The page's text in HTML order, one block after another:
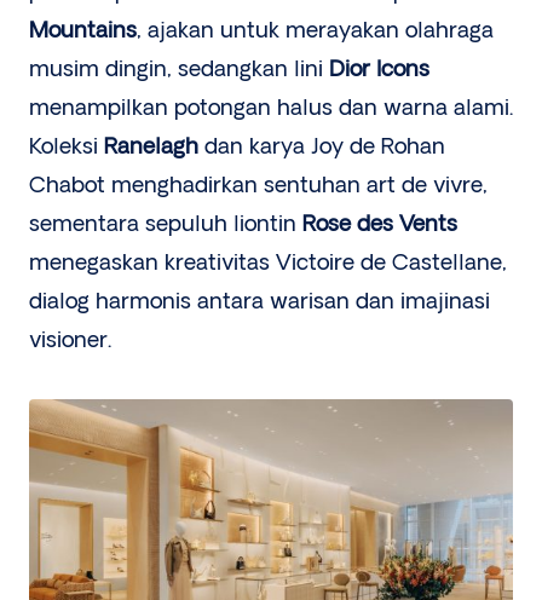
Mountains, ajakan untuk merayakan olahraga
musim dingin, sedangkan lini Dior Icons
menampilkan potongan halus dan warna alami.
Koleksi Ranelagh dan karya Joy de Rohan
Chabot menghadirkan sentuhan art de vivre,
sementara sepuluh liontin Rose des Vents
menegaskan kreativitas Victoire de Castellane,
dialog harmonis antara warisan dan imajinasi
visioner.